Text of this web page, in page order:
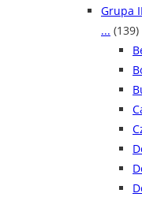
Grupa
... (139)